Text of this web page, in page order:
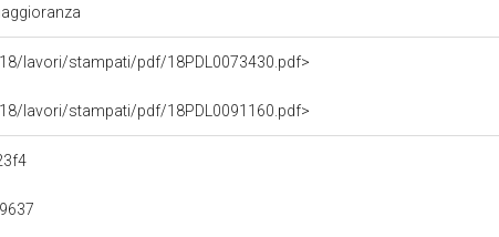
lavori/stampati/pdf/18PDL0073430.pdf>
lavori/stampati/pdf/18PDL0091160.pdf>